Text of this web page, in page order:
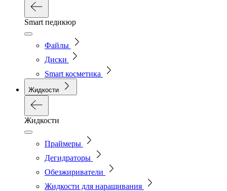
Smart педикюр
Файлы
Диски
Smart косметика
Жидкости
Жидкости
Праймеры
Дегидраторы
Обезжириватели
Жидкости для наращивания